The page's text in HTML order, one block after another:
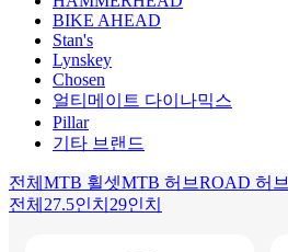
BIKE AHEAD
Stan's
Lynskey
Chosen
얼티메이트 다이나믹스
Pillar
기타 브랜드
전체 MTB 휠셋MTB 허브ROAD 허브
전체 27.5인치 29인치